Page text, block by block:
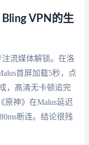
VPN的生
流媒体解锁。在洛
首屏加载5秒，点
，高清无卡顿追完
原神》在Malus延迟
断连。结论很残